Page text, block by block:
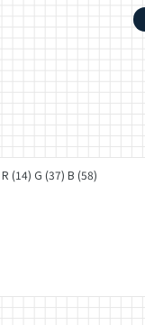
(14) G (37) B (58)